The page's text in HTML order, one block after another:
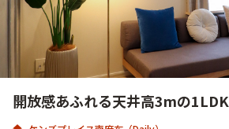
開放感あふれる天井高3mの1LDK